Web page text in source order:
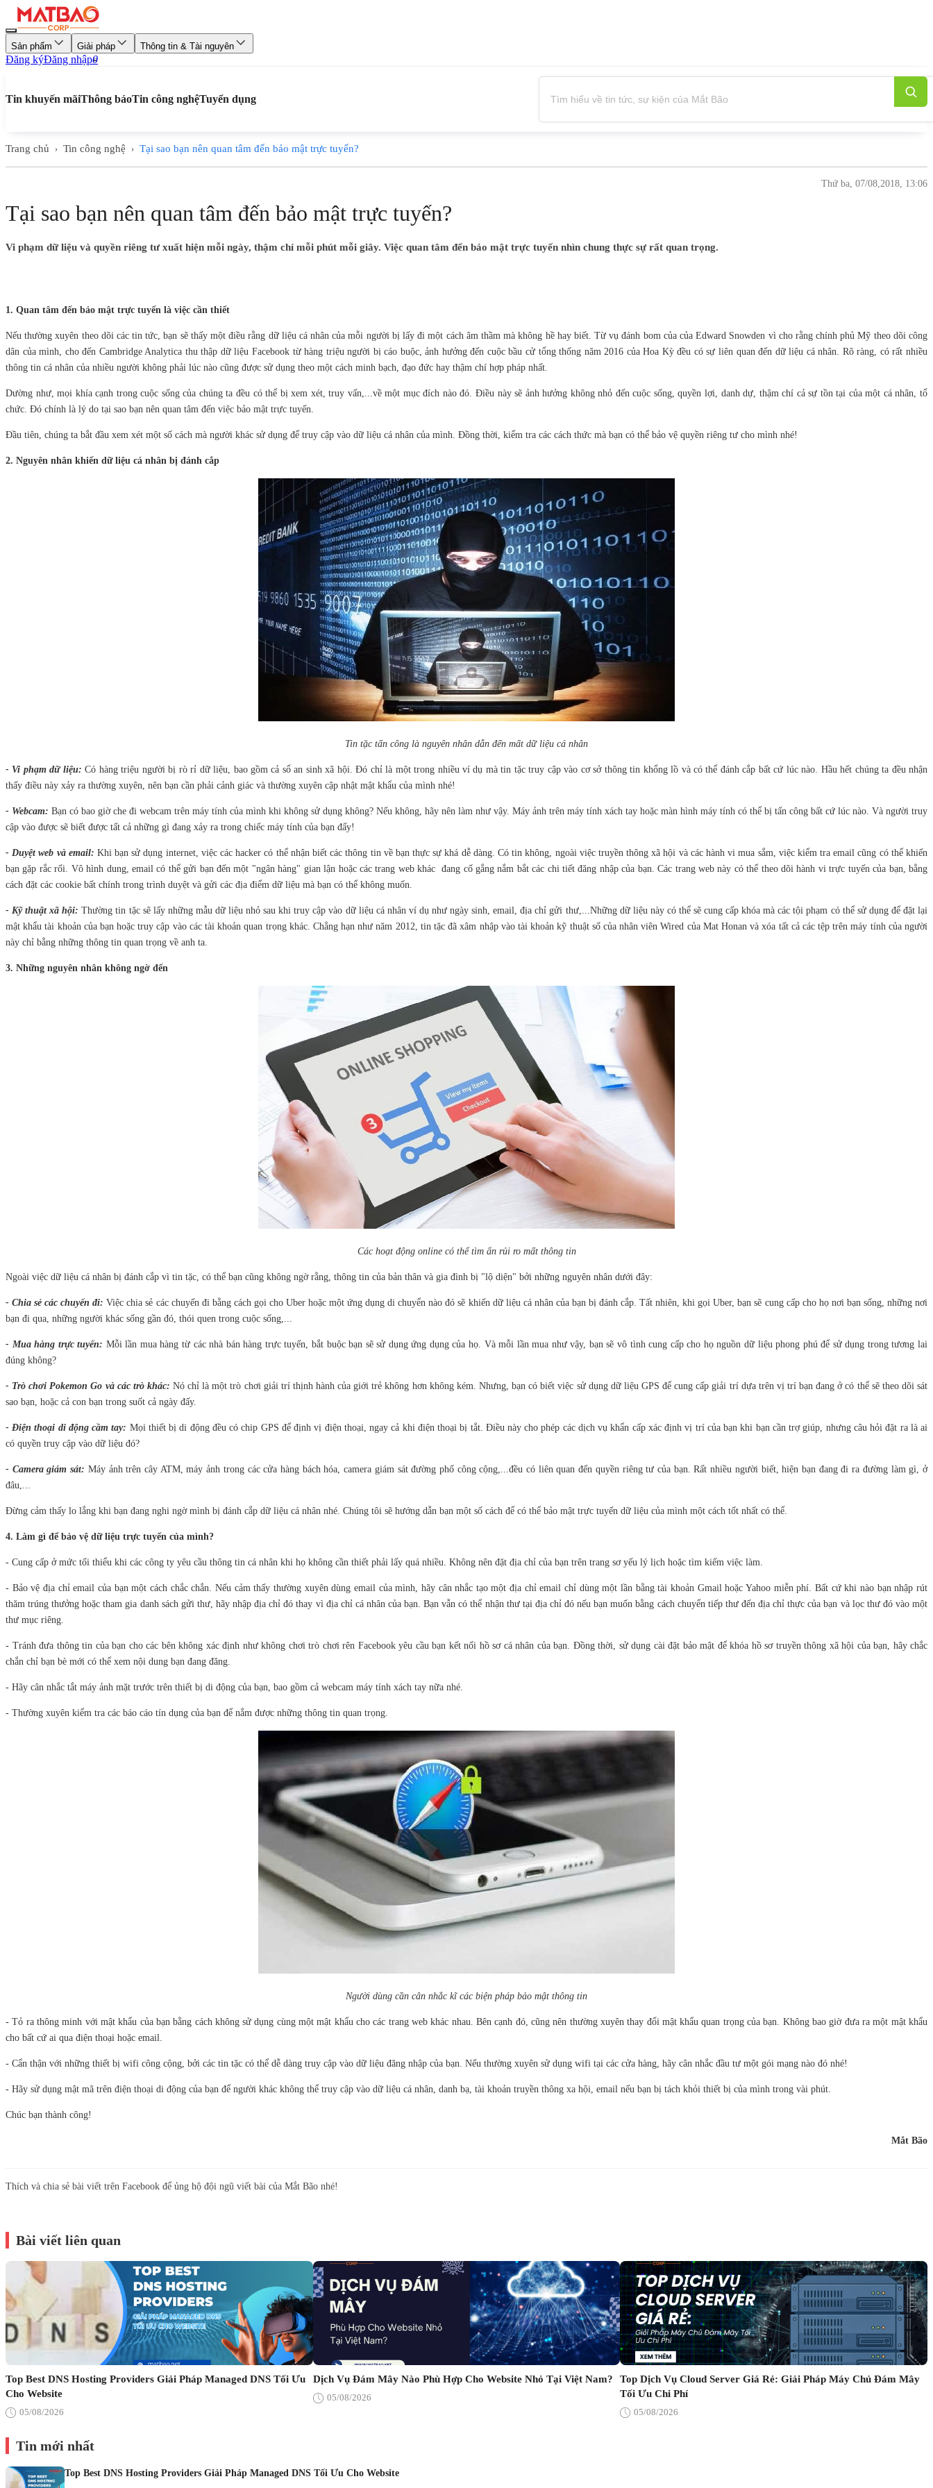
Sản phẩm Giải pháp Thông tin & Tài nguyên
Đăng kýĐăng nhập0
Tin khuyến mãiThông báoTin công nghệTuyển dụng
Trang chủ › Tin công nghệ › Tại sao bạn nên quan tâm đến bảo mật trực tuyến?
Thứ ba, 07/08,2018, 13:06
Tại sao bạn nên quan tâm đến bảo mật trực tuyến?
Vi phạm dữ liệu và quyền riêng tư xuất hiện mỗi ngày, thậm chí mỗi phút mỗi giây. Việc quan tâm đến bảo mật trực tuyến nhìn chung thực sự rất quan trọng.
1. Quan tâm đến bảo mật trực tuyến là việc cần thiết
Nếu thường xuyên theo dõi các tin tức, bạn sẽ thấy một điều rằng dữ liệu cá nhân của mỗi người bị lấy đi một cách âm thầm mà không hề hay biết. Từ vụ đánh bom của của Edward Snowden vì cho rằng chính phủ Mỹ theo dõi công
dân của mình, cho đến Cambridge Analytica thu thập dữ liệu Facebook từ hàng triệu người bị cáo buộc, ảnh hưởng đến cuộc bầu cử tổng thống năm 2016 của Hoa Kỳ đều có sự liên quan đến dữ liệu cá nhân. Rõ ràng, có rất nhiều
thông tin cá nhân của nhiều người không phải lúc nào cũng được sử dụng theo một cách minh bạch, đạo đức hay thậm chí hợp pháp nhất.
Dường như, mọi khía cạnh trong cuộc sống của chúng ta đều có thể bị xem xét, truy vấn,...về một mục đích nào đó. Điều này sẽ ảnh hưởng không nhỏ đến cuộc sống, quyền lợi, danh dự, thậm chí cả sự tồn tại của một cá nhân, tổ
chức. Đó chính là lý do tại sao bạn nên quan tâm đến việc bảo mật trực tuyến.
Đầu tiên, chúng ta bắt đầu xem xét một số cách mà người khác sử dụng để truy cập vào dữ liệu cá nhân của mình. Đồng thời, kiểm tra các cách thức mà bạn có thể bảo vệ quyền riêng tư cho mình nhé!
2. Nguyên nhân khiến dữ liệu cá nhân bị đánh cắp
Tin tặc tấn công là nguyên nhân dẫn đến mất dữ liệu cá nhân
- Vi phạm dữ liệu: Có hàng triệu người bị rò rỉ dữ liệu, bao gồm cả sổ an sinh xã hội. Đó chỉ là một trong nhiều ví dụ mà tin tặc truy cập vào cơ sở thông tin khổng lồ và có thể đánh cắp bất cứ lúc nào. Hầu hết chúng ta đều nhận
thấy điều này xảy ra thường xuyên, nên bạn cần phải cảnh giác và thường xuyên cập nhật mật khẩu của mình nhé!
- Webcam: Bạn có bao giờ che đi webcam trên máy tính của mình khi không sử dụng không? Nếu không, hãy nên làm như vậy. Máy ảnh trên máy tính xách tay hoặc màn hình máy tính có thể bị tấn công bất cứ lúc nào. Và người truy
cập vào được sẽ biết được tất cả những gì đang xảy ra trong chiếc máy tính của bạn đấy!
- Duyệt web và email: Khi bạn sử dụng internet, việc các hacker có thể nhận biết các thông tin về bạn thực sự khá dễ dàng. Có tin không, ngoài việc truyền thông xã hội và các hành vi mua sắm, việc kiểm tra email cũng có thể khiến
bạn gặp rắc rối. Vô hình dung, email có thể gửi bạn đến một "ngân hàng" gian lận hoặc các trang web khác đang cố gắng nắm bắt các chi tiết đăng nhập của bạn. Các trang web này có thể theo dõi hành vi trực tuyến của bạn, bằng
cách đặt các cookie bất chính trong trình duyệt và gửi các địa điểm dữ liệu mà bạn có thể không muốn.
- Kỹ thuật xã hội: Thường tin tặc sẽ lấy những mẫu dữ liệu nhỏ sau khi truy cập vào dữ liệu cá nhân ví dụ như ngày sinh, email, địa chỉ gửi thư,...Những dữ liệu này có thể sẽ cung cấp khóa mà các tội phạm có thể sử dụng để đặt lại
mật khẩu tài khoản của bạn hoặc truy cập vào các tài khoản quan trọng khác. Chẳng hạn như năm 2012, tin tặc đã xâm nhập vào tài khoản kỹ thuật số của nhân viên Wired của Mat Honan và xóa tất cả các tệp trên máy tính của người
này chỉ bằng những thông tin quan trọng về anh ta.
3. Những nguyên nhân không ngờ đến
Các hoạt động online có thể tìm ẩn rủi ro mất thông tin
Ngoài việc dữ liệu cá nhân bị đánh cắp vì tin tặc, có thể bạn cũng không ngờ rằng, thông tin của bản thân và gia đình bị "lộ diện" bởi những nguyên nhân dưới đây:
- Chia sẻ các chuyến đi: Việc chia sẻ các chuyến đi bằng cách gọi cho Uber hoặc một ứng dụng di chuyển nào đó sẽ khiến dữ liệu cá nhân của bạn bị đánh cắp. Tất nhiên, khi gọi Uber, bạn sẽ cung cấp cho họ nơi bạn sống, những nơi
bạn đi qua, những người khác sống gần đó, thói quen trong cuộc sống,...
- Mua hàng trực tuyến: Mỗi lần mua hàng từ các nhà bán hàng trực tuyến, bắt buộc bạn sẽ sử dụng ứng dụng của họ. Và mỗi lần mua như vậy, bạn sẽ vô tình cung cấp cho họ nguồn dữ liệu phong phú để sử dụng trong tương lai
đúng không?
- Trò chơi Pokemon Go và các trò khác: Nó chỉ là một trò chơi giải trí thịnh hành của giới trẻ không hơn không kém. Nhưng, bạn có biết việc sử dụng dữ liệu GPS để cung cấp giải trí dựa trên vị trí bạn đang ở có thể sẽ theo dõi sát
sao bạn, hoặc cả con bạn trong suốt cả ngày đấy.
- Điện thoại di động cầm tay: Mọi thiết bị di động đều có chip GPS để định vị điện thoại, ngay cả khi điện thoại bị tắt. Điều này cho phép các dịch vụ khẩn cấp xác định vị trí của bạn khi bạn cần trợ giúp, nhưng câu hỏi đặt ra là ai
có quyền truy cập vào dữ liệu đó?
- Camera giám sát: Máy ảnh trên cây ATM, máy ảnh trong các cửa hàng bách hóa, camera giám sát đường phố công cộng,...đều có liên quan đến quyền riêng tư của bạn. Rất nhiều người biết, hiện bạn đang đi ra đường làm gì, ở
đâu,...
Đừng cảm thấy lo lắng khi bạn đang nghi ngờ mình bị đánh cắp dữ liệu cá nhân nhé. Chúng tôi sẽ hướng dẫn bạn một số cách để có thể bảo mật trực tuyến dữ liệu của mình một cách tốt nhất có thể.
4. Làm gì để bảo vệ dữ liệu trực tuyến của mình?
- Cung cấp ở mức tối thiểu khi các công ty yêu cầu thông tin cá nhân khi họ không cần thiết phải lấy quá nhiều. Không nên đặt địa chỉ của bạn trên trang sơ yếu lý lịch hoặc tìm kiếm việc làm.
- Bảo vệ địa chỉ email của bạn một cách chắc chắn. Nếu cảm thấy thường xuyên dùng email của mình, hãy cân nhắc tạo một địa chỉ email chỉ dùng một lần bằng tài khoản Gmail hoặc Yahoo miễn phí. Bất cứ khi nào bạn nhập rút
thăm trúng thưởng hoặc tham gia danh sách gửi thư, hãy nhập địa chỉ đó thay vì địa chỉ cá nhân của bạn. Bạn vẫn có thể nhận thư tại địa chỉ đó nếu bạn muốn bằng cách chuyển tiếp thư đến địa chỉ thực của bạn và lọc thư đó vào một
thư mục riêng.
- Tránh đưa thông tin của bạn cho các bên không xác định như không chơi trò chơi rên Facebook yêu cầu bạn kết nối hồ sơ cá nhân của bạn. Đồng thời, sử dụng cài đặt bảo mật để khóa hồ sơ truyền thông xã hội của bạn, hãy chắc
chắn chỉ bạn bè mới có thể xem nội dung bạn đang đăng.
- Hãy cân nhắc tắt máy ảnh mặt trước trên thiết bị di động của bạn, bao gồm cả webcam máy tính xách tay nữa nhé.
- Thường xuyên kiểm tra các báo cáo tín dụng của bạn để nắm được những thông tin quan trọng.
Người dùng cần cân nhắc kĩ các biện pháp bảo mật thông tin
- Tỏ ra thông minh với mật khẩu của bạn bằng cách không sử dụng cùng một mật khẩu cho các trang web khác nhau. Bên cạnh đó, cũng nên thường xuyên thay đổi mật khẩu quan trọng của bạn. Không bao giờ đưa ra một mật khẩu
cho bất cứ ai qua điện thoại hoặc email.
- Cẩn thận với những thiết bị wifi công cộng, bởi các tin tặc có thể dễ dàng truy cập vào dữ liệu đăng nhập của bạn. Nếu thường xuyên sử dụng wifi tại các cửa hàng, hãy cân nhắc đầu tư một gói mạng nào đó nhé!
- Hãy sử dụng mật mã trên điện thoại di động của bạn để người khác không thể truy cập vào dữ liệu cá nhân, danh bạ, tài khoản truyền thông xa hội, email nếu bạn bị tách khỏi thiết bị của mình trong vài phút.
Chúc bạn thành công!
Mắt Bão
Thích và chia sẻ bài viết trên Facebook để ủng hộ đội ngũ viết bài của Mắt Bão nhé!
Bài viết liên quan
Top Best DNS Hosting Providers Giải Pháp Managed DNS Tối Ưu
Cho Website
05/08/2026
Dịch Vụ Đám Mây Nào Phù Hợp Cho Website Nhỏ Tại Việt Nam?
05/08/2026
Top Dịch Vụ Cloud Server Giá Rẻ: Giải Pháp Máy Chủ Đám Mây
Tối Ưu Chi Phí
05/08/2026
Tin mới nhất
Top Best DNS Hosting Providers Giải Pháp Managed DNS Tối Ưu Cho Website